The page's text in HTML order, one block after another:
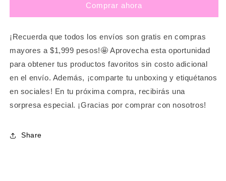
PLATA
GRANDE
PLATA
Comprar ahora
¡Recuerda que todos los envíos son gratis en compras
mayores a $1,999 pesos!🤩 Aprovecha esta oportunidad
para obtener tus productos favoritos sin costo adicional
en el envío. Además, ¡comparte tu unboxing y etiquétanos
en sociales! En tu próxima compra, recibirás una
sorpresa especial. ¡Gracias por comprar con nosotros!
Share